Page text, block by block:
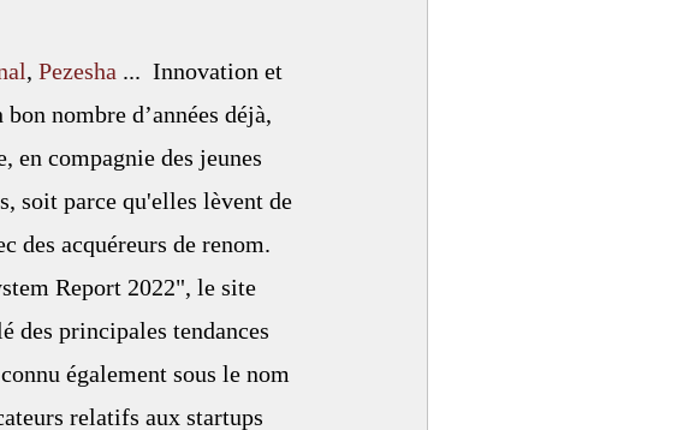
, Pezesha ...  Innovation et
nombre d’années déjà,
en compagnie des jeunes
soit parce qu'elles lèvent de
des acquéreurs de renom.
Report 2022", le site
des principales tendances
également sous le nom
relatifs aux startups